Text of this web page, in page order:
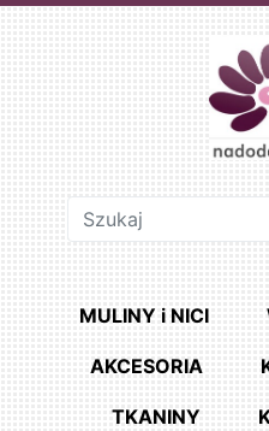
MULINY i NICI
AKCESORIA
TKANINY